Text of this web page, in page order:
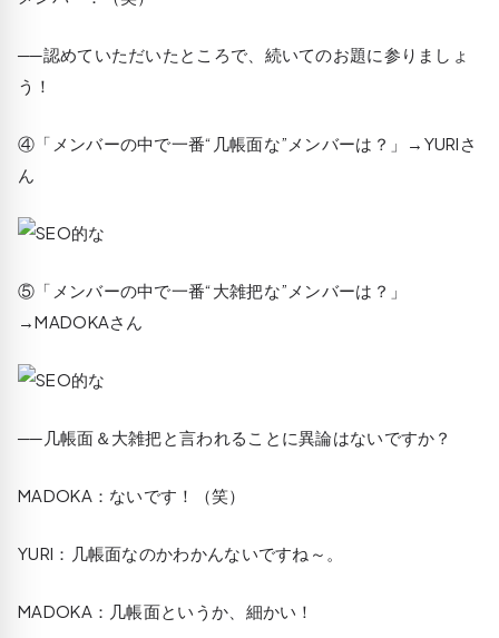
──認めていただいたところで、続いてのお題に参りましょ
う！
④「メンバーの中で一番“几帳面な”メンバーは？」 → YURI さ
ん
⑤「メンバーの中で一番“大雑把な”メンバーは？」
→MADOKAさん
──几帳面＆大雑把と言われることに異論はないですか？
MADOKA ：ないです！（笑）
YURI ：几帳面なのかわかんないですね～。
MADOKA ：几帳面というか、細かい！